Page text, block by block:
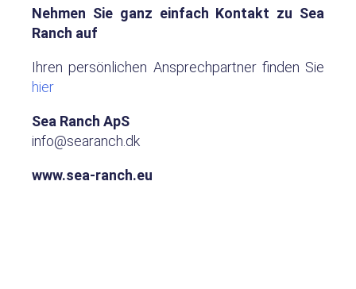
Nehmen Sie ganz einfach Kontakt zu Sea
Ranch auf
Ihren persönlichen Ansprechpartner finden Sie
hier
Sea Ranch ApS
info@searanch.dk
www.sea-ranch.eu